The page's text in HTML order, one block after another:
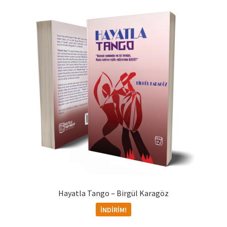
Products Page
Checkout
Transaction Results
Your Account
Teslimat ve İade Hakkı
Hayatla Tango – Birgül Karagöz
İNDIRIM!